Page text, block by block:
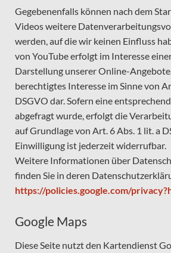
Gegebenenfalls können nach dem
Videos weitere
werden, auf die wir keinen Einfluss
von YouTube erfolgt im Interesse
Darstellung unserer Online-
berechtigtes Interesse im Sinne von
DSGVO dar. Sofern eine
abgefragt wurde, erfolgt die
auf Grundlage von Art. 6 Abs. 1 lit. a
Einwilligung ist jederzeit widerrufbar.
Weitere Informationen über
finden Sie in deren
https://policies.google.com/
Google Maps
Diese Seite nutzt den Kartendienst